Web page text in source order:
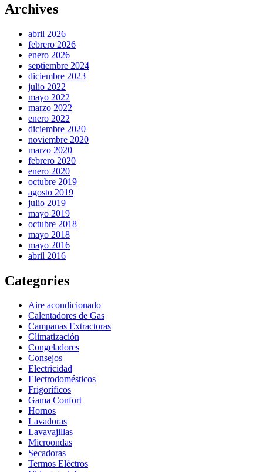
Archives
abril 2026
febrero 2026
enero 2026
septiembre 2024
diciembre 2023
julio 2022
mayo 2022
marzo 2022
enero 2022
diciembre 2020
noviembre 2020
marzo 2020
febrero 2020
enero 2020
octubre 2019
agosto 2019
julio 2019
mayo 2019
octubre 2018
mayo 2018
mayo 2016
abril 2016
Categories
Aire acondicionado
Calentadores de Gas
Campanas Extractoras
Climatización
Congeladores
Consejos
Electricidad
Electrodomésticos
Frigoríficos
Gama Confort
Hornos
Lavadoras
Lavavajillas
Microondas
Secadoras
Termos Eléctros